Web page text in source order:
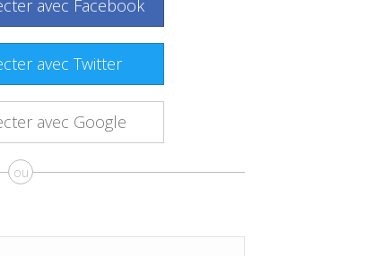
avec Facebook
avec Twitter
avec Google
ou